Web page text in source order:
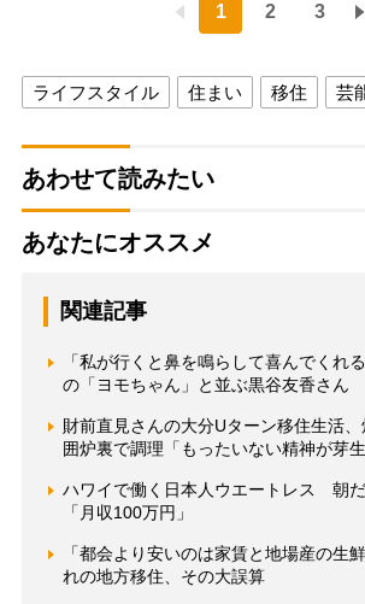
1 2 3
ライフスタイル 住まい 移住 芸
あわせて読みたい
あなたにオススメ
関連記事
「私が行くと鼻を鳴らして喜んでく
の「ヨモちゃん」と並ぶ黒谷友香さん
財前直見さんの大分Uターン移住生活
囲炉裏で調理「もったいない精神が芽生
ハワイで働く日本人ウエートレス 朝
「月収100万円」
「都会より安いのは家賃と地場産の生
れの地方移住、その大誤算